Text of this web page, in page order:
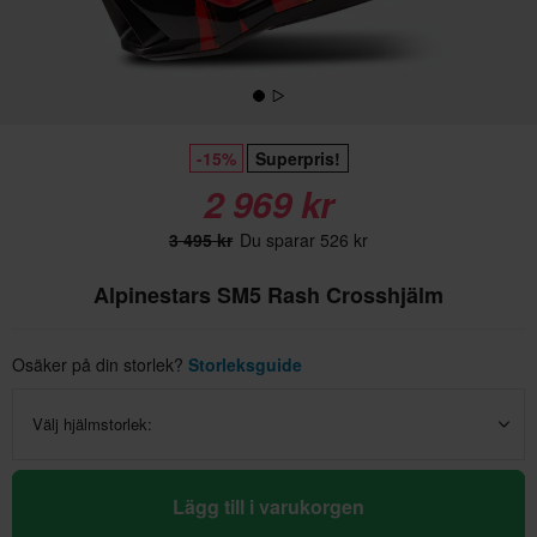
-15% Superpris!
2 969 kr
3 495 kr Du sparar 526 kr
Alpinestars SM5 Rash Crosshjälm
Osäker på din storlek? Storleksguide
Välj hjälmstorlek:
Lägg till i varukorgen